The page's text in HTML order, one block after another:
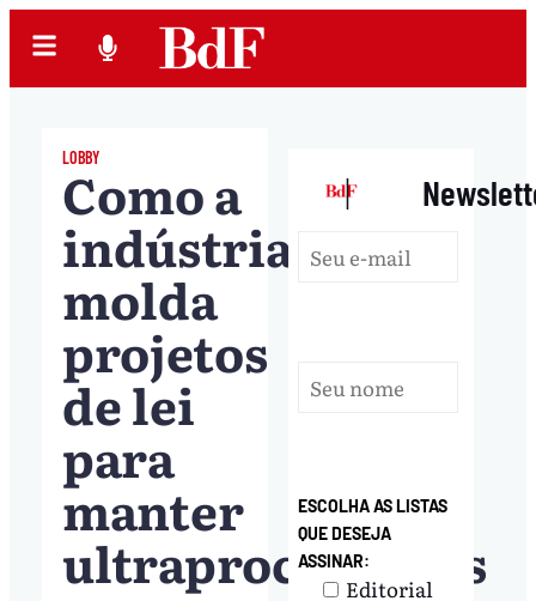
LOBBY
Como a
indústria
molda
projetos
de lei
para
manter
ultraprocessados
|
ESCOLHA AS LISTAS
QUE DESEJA
ASSINAR:
Editorial